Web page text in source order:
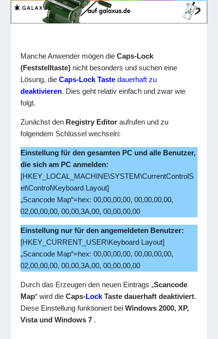
Manche Anwender mögen dieCaps-Lock
(Feststelltaste) nicht besonders und suchen eine
Lösung, dieCaps-Lock Taste dauerhaft zu
deaktivieren. Dies geht relativ einfach und zwar wie
folgt.
Zunächst den Registry Editor aufrufen und zu
folgendem Schlüssel wechseln:
Einstellung für den gesamten PC und alle Benutzer,
die sich am PC anmelden:
[HKEY_LOCAL_MACHINE\SYSTEM\CurrentControlS
et\Control\Keyboard Layout]
„Scancode Map“=hex: 00,00,00,00, 00,00,00,00,
02,00,00,00, 00,00,3A,00, 00,00,00,00
Einstellung nur für den angemeldeten Benutzer:
[HKEY_CURRENT_USER\Keyboard Layout]
„Scancode Map“=hex: 00,00,00,00, 00,00,00,00,
02,00,00,00, 00,00,3A,00, 00,00,00,00
Durch das Erzeugen den neuen Eintrags „Scancode
Map“ wird dieCaps-Lock Taste dauerhaft deaktiviert.
Diese Einstellung funktioniert beiWindows 2000, XP,
Vista und Windows 7 .